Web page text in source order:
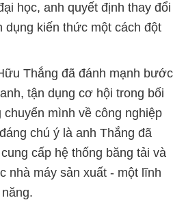
học, anh quyết định thay đổi
dụng kiến thức một cách đột
Thắng đã đánh mạnh bước
tận dụng cơ hội trong bối
chuyển mình về công nghiệp
chú ý là anh Thắng đã
cấp hệ thống băng tải và
nhà máy sản xuất - một lĩnh